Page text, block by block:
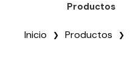
Productos
Inicio Productos